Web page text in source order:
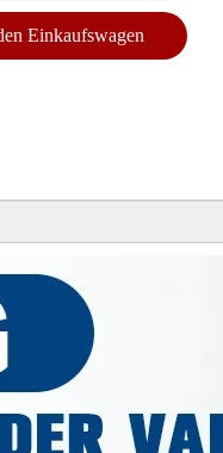
Einkaufswagen